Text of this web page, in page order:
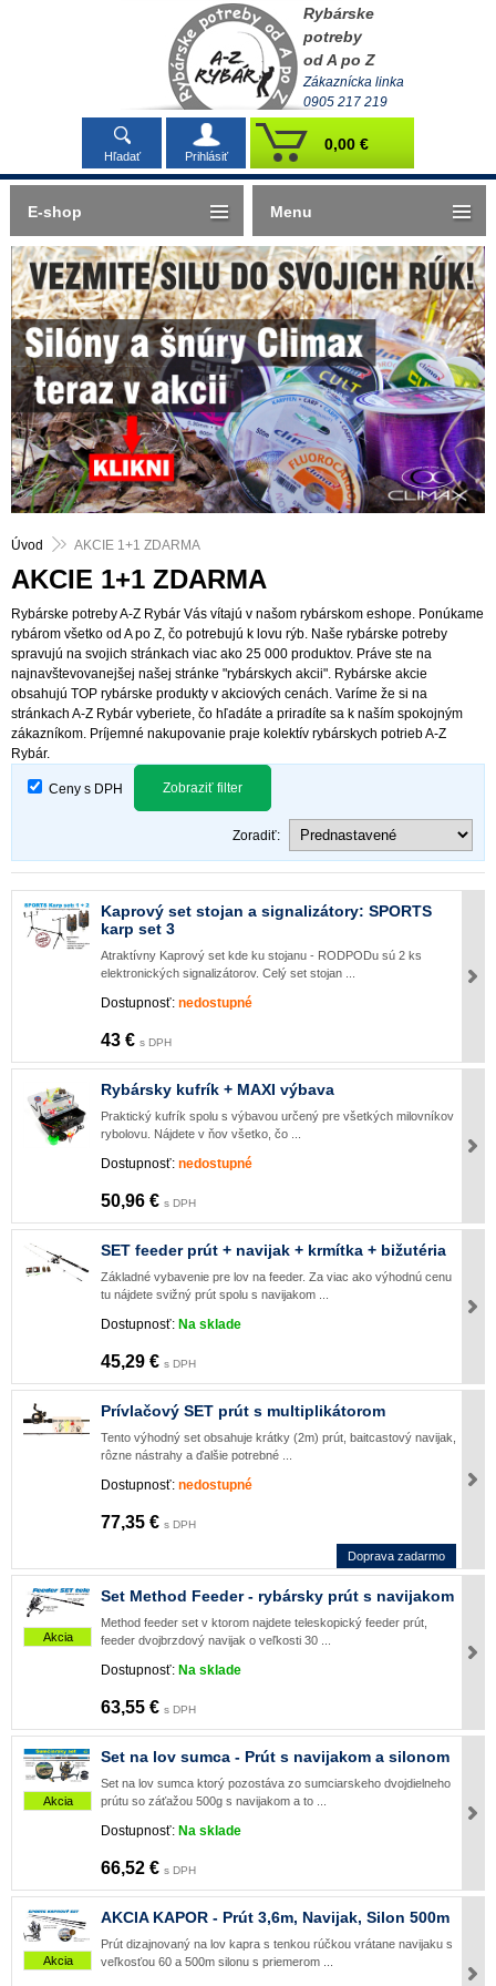
Rybárske
potreby
od A po Z
Zákaznícka linka
0905 217 219
Hľadať Prihlásiť
0,00 €
Úvod AKCIE 1+1 ZDARMA
AKCIE 1+1 ZDARMA
Rybárske potreby A-Z Rybár Vás vítajú v našom rybárskom eshope. Ponúkame
rybárom všetko od A po Z, čo potrebujú k lovu rýb. Naše rybárske potreby
spravujú na svojich stránkach viac ako 25 000 produktov. Práve ste na
najnavštevovanejšej našej stránke "rybárskych akcii". Rybárske akcie
obsahujú TOP rybárske produkty v akciových cenách. Varíme že si na
stránkach A-Z Rybár vyberiete, čo hľadáte a priradíte sa k naším spokojným
zákazníkom. Príjemné nakupovanie praje kolektív rybárskych potrieb A-Z
Rybár.
Ceny s DPH Zobraziť filter
Zoradiť:
Kaprový set stojan a signalizátory: SPORTS
karp set 3
Atraktívny Kaprový set kde ku stojanu - RODPODu sú 2 ks
elektronických signalizátorov. Celý set stojan ...
Dostupnosť: nedostupné
43 € s DPH
Rybársky kufrík + MAXI výbava
Praktický kufrík spolu s výbavou určený pre všetkých milovníkov
rybolovu. Nájdete v ňov všetko, čo ...
Dostupnosť: nedostupné
50,96 € s DPH
SET feeder prút + navijak + krmítka + bižutéria
Základné vybavenie pre lov na feeder. Za viac ako výhodnú cenu
tu nájdete svižný prút spolu s navijakom ...
Dostupnosť: Na sklade
45,29 € s DPH
Prívlačový SET prút s multiplikátorom
Tento výhodný set obsahuje krátky (2m) prút, baitcastový navijak,
rôzne nástrahy a ďalšie potrebné ...
Dostupnosť: nedostupné
77,35 € s DPH
Doprava zadarmo
Akcia
Set Method Feeder - rybársky prút s navijakom
Method feeder set v ktorom najdete teleskopický feeder prút,
feeder dvojbrzdový navijak o veľkosti 30 ...
Dostupnosť: Na sklade
63,55 € s DPH
Akcia
Set na lov sumca - Prút s navijakom a silonom
Set na lov sumca ktorý pozostáva zo sumciarskeho dvojdielneho
prútu so záťažou 500g s navijakom a to ...
Dostupnosť: Na sklade
66,52 € s DPH
Akcia
AKCIA KAPOR - Prút 3,6m, Navijak, Silon 500m
Prút dizajnovaný na lov kapra s tenkou rúčkou vrátane navijaku s
veľkosťou 60 a 500m silonu s priemerom ...
E-shop Menu